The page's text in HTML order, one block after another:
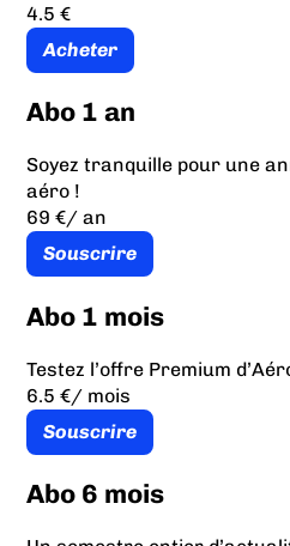
4.5 €
Acheter
Abo 1 an
Soyez tranquille pour une
aéro !
69 €/ an
Souscrire
Abo 1 mois
Testez l’offre Premium
6.5 €/ mois
Souscrire
Abo 6 mois